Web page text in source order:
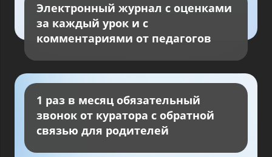
Электронный журнал с оценками
за каждый урок и с
комментариями от педагогов
1 раз в месяц обязательный
звонок от куратора с обратной
связью для родителей